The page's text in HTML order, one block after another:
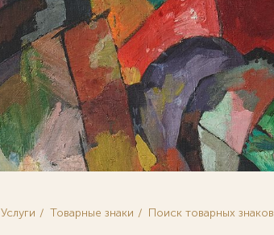
Услуги Товарные знаки Поиск товарных знаков